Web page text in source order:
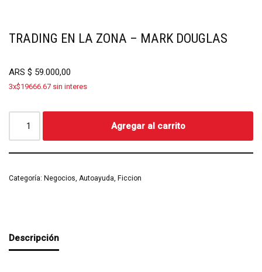
TRADING EN LA ZONA – MARK DOUGLAS
ARS $ 59.000,00
3x$19666.67 sin interes
Agregar al carrito
Categoría: Negocios, Autoayuda, Ficcion
Descripción